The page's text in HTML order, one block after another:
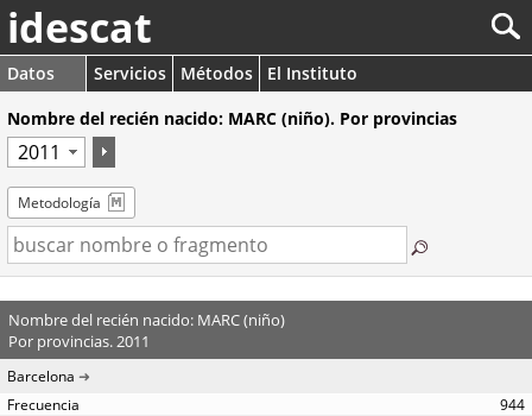
idescat
Datos Servicios Métodos
El Instituto
Nombre del recién nacido: MARC (niño). Por provincias
Metodología
Nombre del recién nacido: MARC (niño)
Por provincias. 2011
Barcelona
944